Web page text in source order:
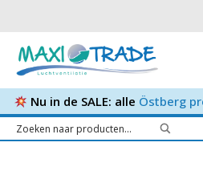
Nu in de SALE: alle Östberg